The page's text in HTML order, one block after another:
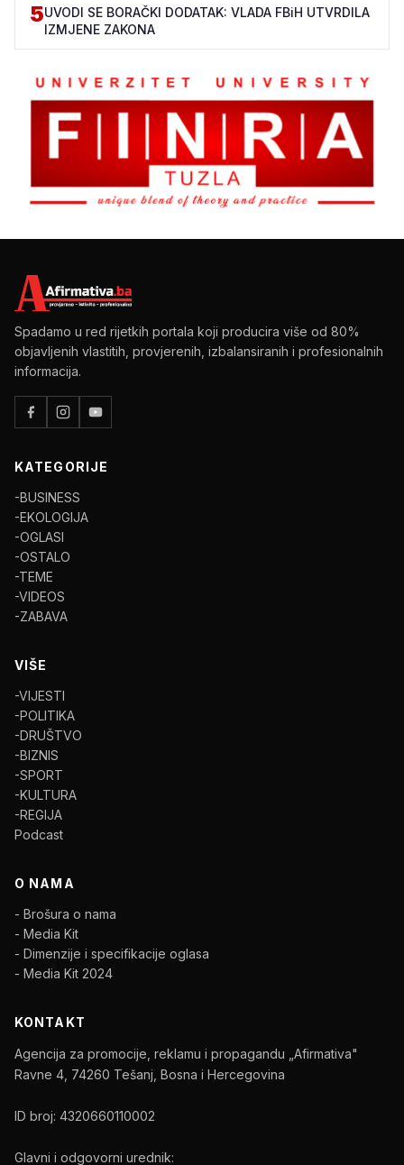
5UVODI SE BORAČKI DODATAK: VLADA FBiH UTVRDILA
IZMJENE ZAKONA
Spadamo u red rijetkih portala koji producira više od 80%
objavljenih vlastitih, provjerenih, izbalansiranih i profesionalnih
informacija.
KATEGORIJE
-BUSINESS
-EKOLOGIJA
-OGLASI
-OSTALO
-TEME
-VIDEOS
-ZABAVA
VIŠE
-VIJESTI
-POLITIKA
-DRUŠTVO
-BIZNIS
-SPORT
-KULTURA
-REGIJA
Podcast
O NAMA
- Brošura o nama
- Media Kit
- Dimenzije i specifikacije oglasa
- Media Kit 2024
KONTAKT
Agencija za promocije, reklamu i propagandu „Afirmativa"
Ravne 4, 74260 Tešanj, Bosna i Hercegovina
ID broj: 4320660110002
Glavni i odgovorni urednik: